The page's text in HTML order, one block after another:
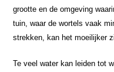
grootte en de omgeving
tuin, waar de wortels vaak
strekken, kan het moeilijker
Te veel water kan leiden tot